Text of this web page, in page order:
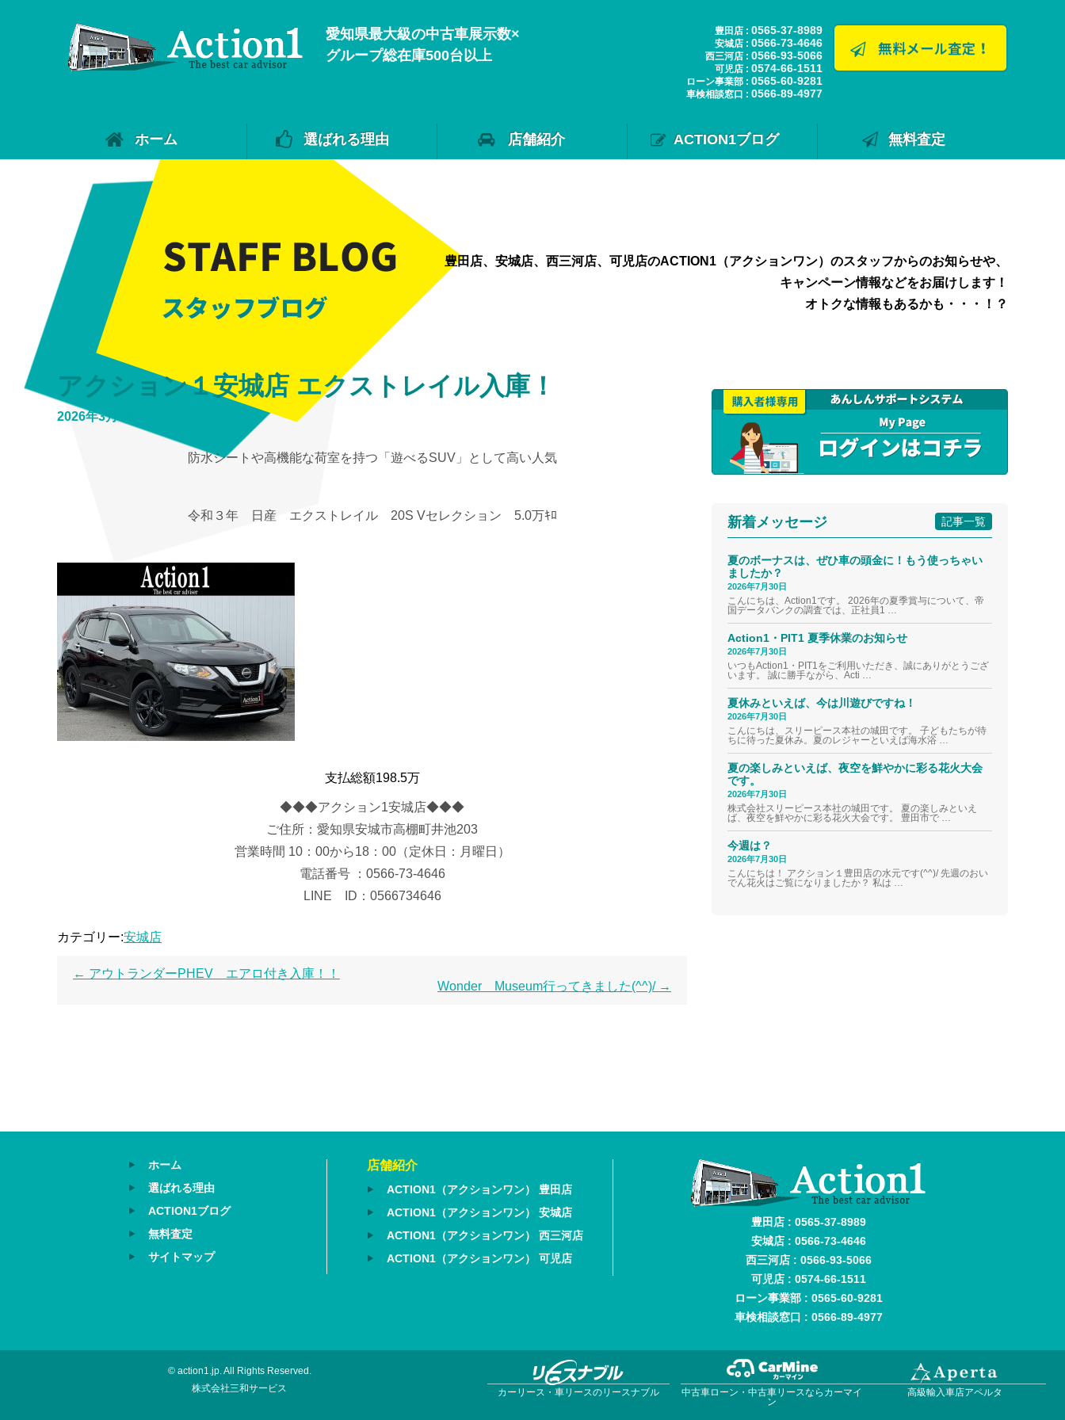
愛知県最大級の中古車展示数×
グループ総在庫500台以上
豊田店 : 0565-37-8989
安城店 : 0566-73-4646
西三河店 : 0566-93-5066
可児店 : 0574-66-1511
ローン事業部 : 0565-60-9281
車検相談窓口 : 0566-89-4977
ホーム 選ばれる理由 店舗紹介 ACTION1ブログ 無料査定
豊田店、安城店、西三河店、可児店のACTION1（アクションワン）のスタッフからのお知らせや、
キャンペーン情報などをお届けします！
オトクな情報もあるかも・・・！？
アクション１安城店 エクストレイル入庫！
2026年3月7日
防水シートや高機能な荷室を持つ「遊べるSUV」として高い人気
令和３年 日産 エクストレイル 20S Vセレクション 5.0万ｷﾛ
支払総額198.5万
◆◆◆アクション1安城店◆◆◆
ご住所：愛知県安城市高棚町井池203
営業時間 10：00から18：00（定休日：月曜日）
電話番号 ：0566-73-4646
LINE ID：0566734646
カテゴリー:安城店
← アウトランダーPHEV エアロ付き入庫！！
Wonder Museum行ってきました(^^)/ →
記事一覧
新着メッセージ
夏のボーナスは、ぜひ車の頭金に！もう使っちゃい
ましたか？
2026年7月30日
こんにちは、Action1です。 2026年の夏季賞与について、帝
国データバンクの調査では、正社員1 …
Action1・PIT1 夏季休業のお知らせ
2026年7月30日
いつもAction1・PIT1をご利用いただき、誠にありがとうござ
います。 誠に勝手ながら、Acti …
夏休みといえば、今は川遊びですね！
2026年7月30日
こんにちは、スリーピース本社の城田です。 子どもたちが待
ちに待った夏休み。夏のレジャーといえば海水浴 …
夏の楽しみといえば、夜空を鮮やかに彩る花火大会
です。
2026年7月30日
株式会社スリーピース本社の城田です。 夏の楽しみといえ
ば、夜空を鮮やかに彩る花火大会です。 豊田市で …
今週は？
2026年7月30日
こんにちは！ アクション１豊田店の水元です(^^)/ 先週のおい
でん花火はご覧になりましたか？ 私は …
ホーム
選ばれる理由
ACTION1ブログ
無料査定
サイトマップ
店舗紹介
ACTION1（アクションワン） 豊田店
ACTION1（アクションワン） 安城店
ACTION1（アクションワン） 西三河店
ACTION1（アクションワン） 可児店
豊田店 : 0565-37-8989
安城店 : 0566-73-4646
西三河店 : 0566-93-5066
可児店 : 0574-66-1511
ローン事業部 : 0565-60-9281
車検相談窓口 : 0566-89-4977
© action1.jp. All Rights Reserved.
株式会社三和サービス
カーリース・車リースのリースナブル
中古車ローン・中古車リースならカーマイ
ン
高級輸入車店アペルタ